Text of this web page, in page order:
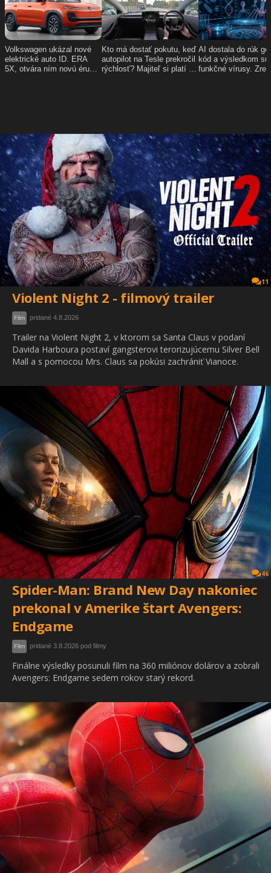
11
Violent Night 2 - filmový trailer
Film pridané 4.8.2026
Trailer na Violent Night 2, v ktorom sa Santa Claus v podaní
Davida Harboura postaví gangsterovi terorizujúcemu Silver Bell
Mall a s pomocou Mrs. Claus sa pokúsi zachrániť Vianoce.
46
Spider-Man: Brand New Day nakoniec
prekonal v Amerike štart Avengers:
Endgame
Film pridané 3.8.2026 pod filmy
Finálne výsledky posunuli film na 360 miliónov dolárov a zobrali
Avengers: Endgame sedem rokov starý rekord.